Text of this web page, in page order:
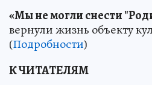
«Мы не могли снести
вернули жизнь объекту
(Подробности)
К ЧИТАТЕЛЯМ